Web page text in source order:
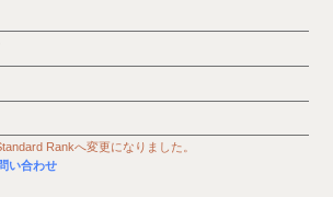
Rankへ変更になりました。
い合わせ